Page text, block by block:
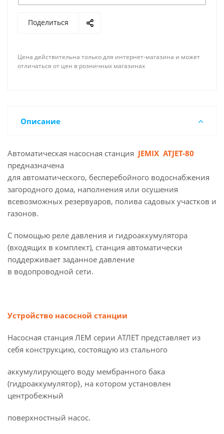
Поделиться
Цена действительна только для интернет-магазина и может
отличаться от цен в розничных магазинах
Описание
Автоматическая насосная станция JEMIX ATJET-80
предназначена
для автоматического, бесперебойного водоснабжения
загородного дома, наполнения или осушения
всевозможных резервуаров, полива садовых участков и
газонов.
С помощью реле давления и гидроаккумулятора
(входящих в комплект), станция автоматически
поддерживает заданное давление
в водопроводной сети.
Устройство насосной станции
Насосная станция ЛЕМ серии АТЛЕТ представляет из
себя конструкцию, состоящую из стального
аккумулирующего воду мембранного бака
(гидроаккумулятор}, на котором установлен
центробежный
поверхностный насос.